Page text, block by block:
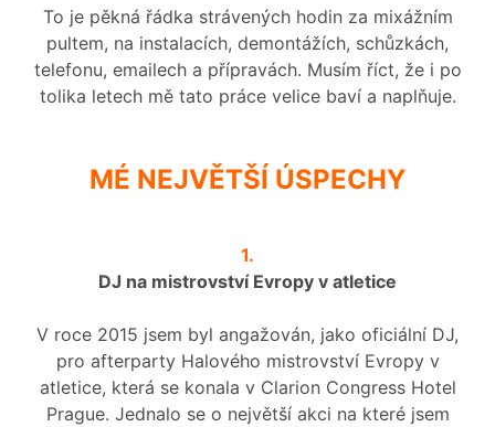
To je pěkná řádka strávených hodin za mixážním
pultem, na instalacích, demontážích, schůzkách,
telefonu, emailech a přípravách. Musím říct, že i po
tolika letech mě tato práce velice baví a naplňuje.
MÉ NEJVĚTŠÍ ÚSPECHY
1.
DJ na mistrovství Evropy v atletice
V roce 2015 jsem byl angažován, jako oficiální DJ,
pro afterparty Halového mistrovství Evropy v
atletice, která se konala v Clarion Congress Hotel
Prague. Jednalo se o největší akci na které jsem